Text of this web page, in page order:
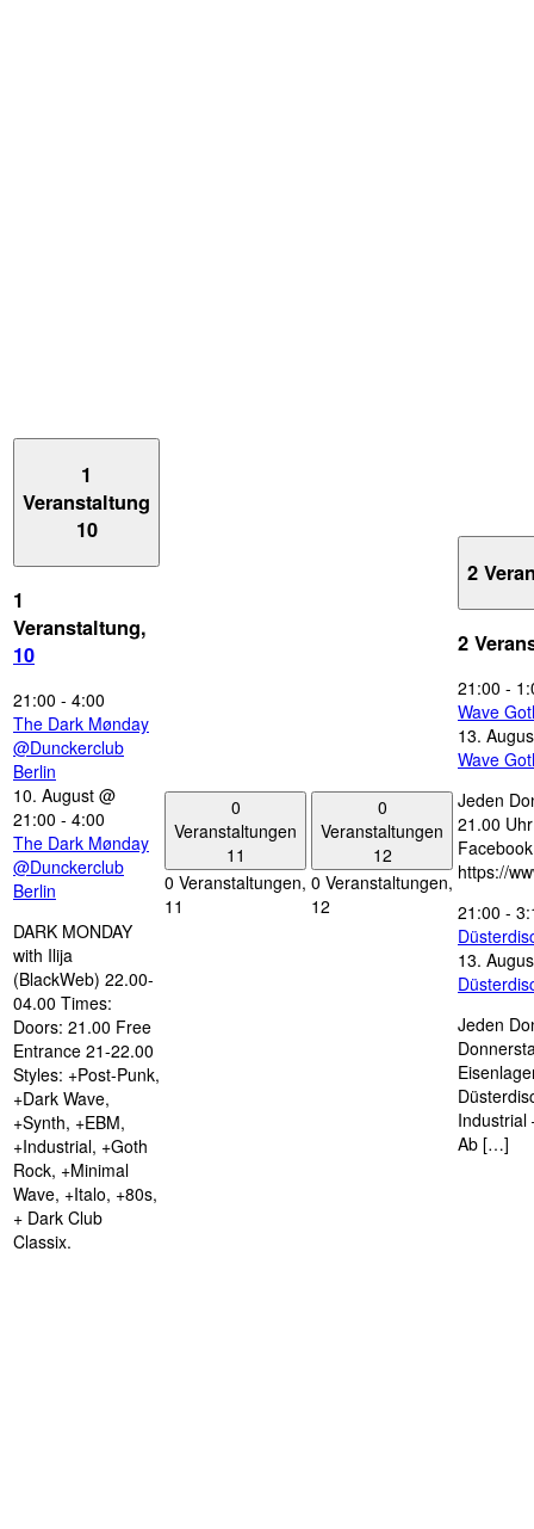
1
Veranstaltung
10
1
Veranstaltung,
10
21:00 - 4:00
The Dark Mønday
@Dunckerclub
Berlin
10. August @
21:00 - 4:00
The Dark Mønday
@Dunckerclub
Berlin
DARK MONDAY
with Ilija
(BlackWeb) 22.00-
04.00 Times:
Doors: 21.00 Free
Entrance 21-22.00
Styles: +Post-Punk,
+Dark Wave,
+Synth, +EBM,
+Industrial, +Goth
Rock, +Minimal
Wave, +Italo, +80s,
+ Dark Club
Classix.
0
Veranstaltungen
11
0 Veranstaltungen,
11
0
Veranstaltungen
12
0 Veranstaltungen,
12
2
2
21:00 -
Wave
13.
Wave
Jeden
21.00
https://
21:00 -
13.
Jeden
Industrial
Ab […]